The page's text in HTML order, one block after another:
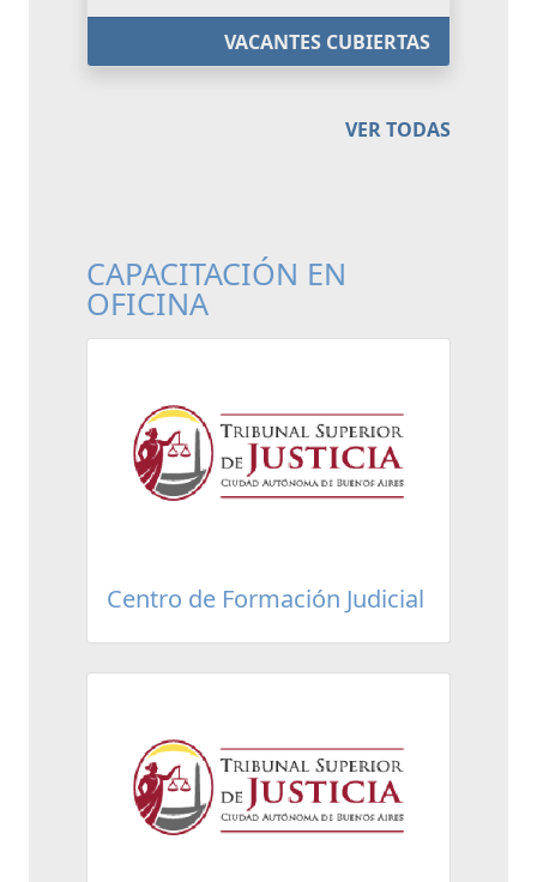
VACANTES CUBIERTAS
VER TODAS
CAPACITACIÓN EN
OFICINA
Centro de Formación Judicial